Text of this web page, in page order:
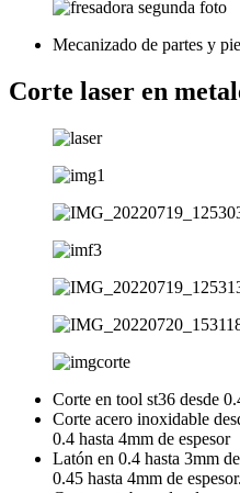
Mecanizado de partes y
Corte laser en
Corte en tool st36 desde
Corte acero inoxidable
0.4 hasta 4mm de espesor
Latón en 0.4 hasta 3mm
0.45 hasta 4mm de espesor.